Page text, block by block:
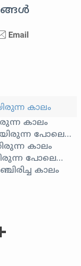
കാലം
കാലം
പോലെ…
കാലം
പോലെ…
കാലം
അകന്ന
നോട്ടത്തിലൂടെ